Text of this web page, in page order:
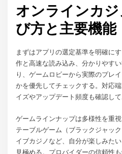
オンラインカ
び方と主要機能
まずはアプリの選定基準を明確に
作と高速な読み込み、分かりやす
り、ゲームロビーから実際のプレ
かを優先してチェックする。対応
イズやアップデート頻度も確認して
ゲームラインナップは多様性を重
テーブルゲーム（ブラックジャッ
イブカジノなど、自分が楽しみた
見極める。プロバイダーの信頼性